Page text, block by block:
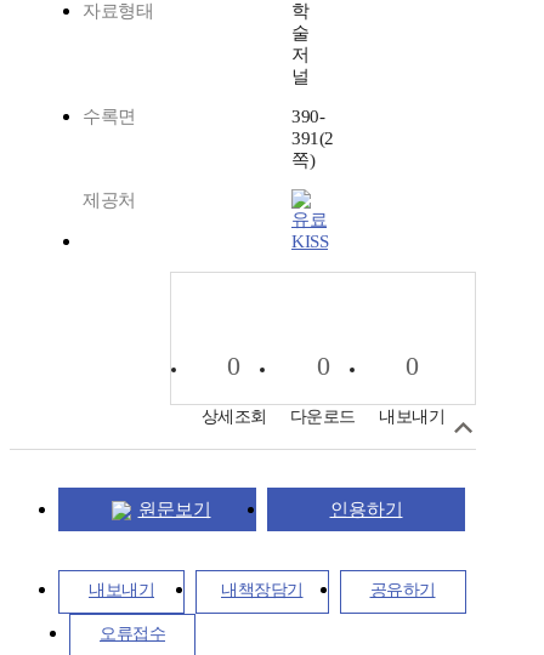
자료형태
학
술
저
널
수록면
390-
391(2
쪽)
제공처
KISS
0
상세조회
0
다운로드
0
내보내기
원문보기 인용하기
내보내기 내책장담기 공유하기
오류접수